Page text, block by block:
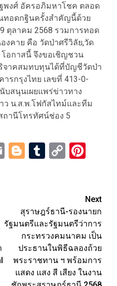
พงศ์ อัครอภิมหาโชค ตลอด
ทอดกฐินครั้งสำคัญนี้ด้วย
ตุลาคม 2568 รวมการทอด
งคาย คือ วัดป่าศรีวิลัย,วัด
อกาสนี้ จึงขอเชิญชวน
จาคสมทบทุนได้ที่บัญชีวัดป่า
รกรุงไทย เลขที่ 413-0-
บสนุนเผยแพร่ข่าวทาง
ว น.ส.พ.โฟกัสไทม์และทีม
ถานีโทรทัศน์ช่อง 5
EmailBlogger
Tumblr
Copy
Next
สุราษฎร์ธานี-รองนายก
รัฐมนตรีและรัฐมนตรีว่าการ
กระทรวงคมนาคม เป็น
ประธานในพิธีฉลองถ้วย
พระราชทาน ฯ พร้อมการ
แสดง แสง สี เสียง ในงาน